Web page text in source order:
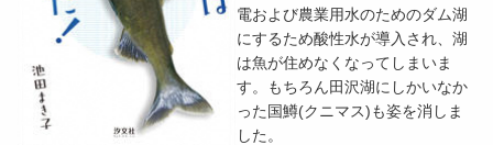
電および農業用水のためのダム湖
にするため酸性水が導入され、湖
は魚が住めなくなってしまいま
す。もちろん田沢湖にしかいなか
った国鱒(クニマス)も姿を消しま
した。